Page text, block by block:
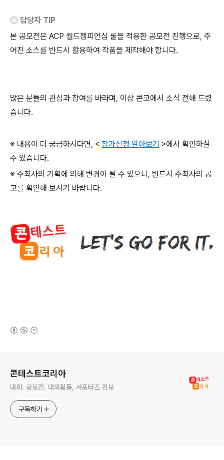
◎ 담당자 TIP
본 공모전은 ACP 월드챔피언십 룰을 적용한 공모전 진행으로, 주
어진 소스를 반드시 활용하여 작품을 제작해야 합니다.
많은 분들의 관심과 참여를 바라며, 이상 콘코에서 소식 전해 드렸
습니다.
※ 내용이 더 궁금하시다면, < 참가신청 알아보기 >에서 확인하실
수 있습니다.
※ 주최사의 기획에 의해 변경이 될 수 있으니 , 반드시 주최사의 공
고를 확인해 보시기 바랍니다.
콘테스트코리아
대회. 공모전. 대외활동, 서포터즈 정보
구독하기